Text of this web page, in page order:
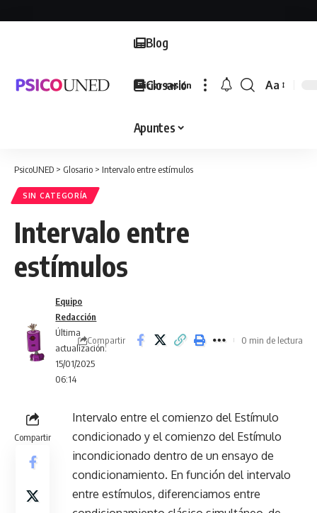
Blog
Glosario
Apuntes
Iniciar sesión
Font
Aa
PsicoUNED > Glosario > Intervalo entre estímulos
SIN CATEGORÍA
Intervalo entre
estímulos
Última
actualización:
15/01/2025
06:14
Equipo
Redacción
Compartir 0 min de lectura
Compartir
Intervalo entre el comienzo del Estímulo
condicionado y el comienzo del Estímulo
incondicionado dentro de un ensayo de
condicionamiento. En función del intervalo
entre estímulos, diferenciamos entre